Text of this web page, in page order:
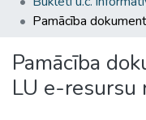
Pamācība
LU e-resursu